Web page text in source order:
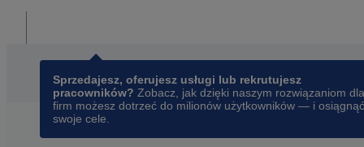
Sprzedajesz, oferujesz usługi lub rekrutujesz
pracowników? Zobacz, jak dzięki naszym rozwiązaniom dla
firm możesz dotrzeć do milionów użytkowników — i osiągnąć
swoje cele.